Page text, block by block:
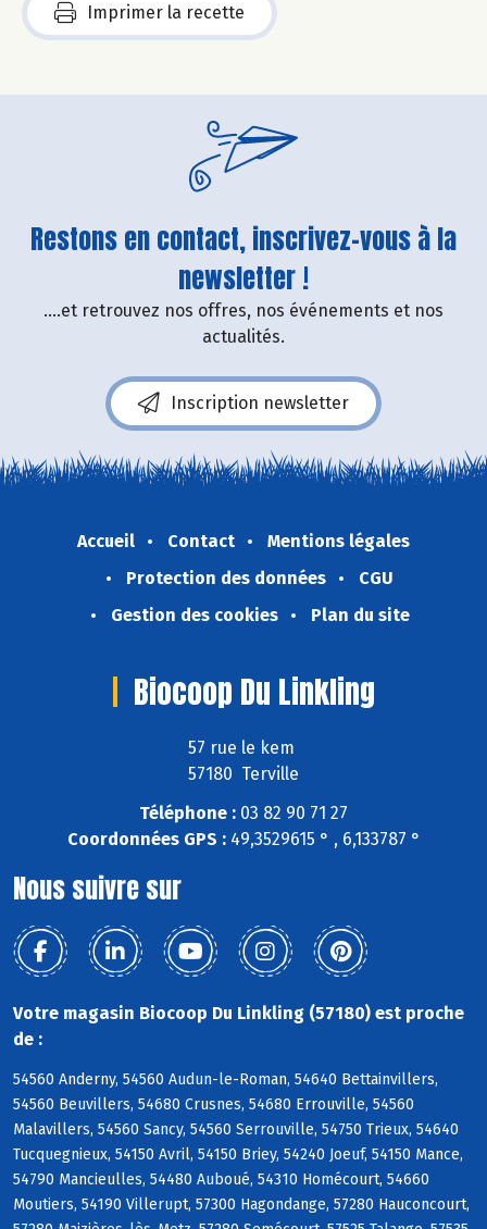
Imprimer la recette
Restons en contact, inscrivez-vous à la
newsletter !
....et retrouvez nos offres, nos événements et nos
actualités.
Inscription newsletter
Accueil Contact
Mentions légales
Protection des données
CGU
Gestion des cookies
Plan du site
Biocoop Du Linkling
57 rue le kem
57180 Terville
Téléphone : 03 82 90 71 27
Coordonnées GPS :49,3529615 ° , 6,133787 °
Nous suivre sur
Votre magasin Biocoop Du Linkling (57180) est proche
de :
54560 Anderny, 54560 Audun-le-Roman, 54640 Bettainvillers,
54560 Beuvillers, 54680 Crusnes, 54680 Errouville, 54560
Malavillers, 54560 Sancy, 54560 Serrouville, 54750 Trieux, 54640
Tucquegnieux, 54150 Avril, 54150 Briey, 54240 Joeuf, 54150 Mance,
54790 Mancieulles, 54480 Auboué, 54310 Homécourt, 54660
Moutiers, 54190 Villerupt, 57300 Hagondange, 57280 Hauconcourt,